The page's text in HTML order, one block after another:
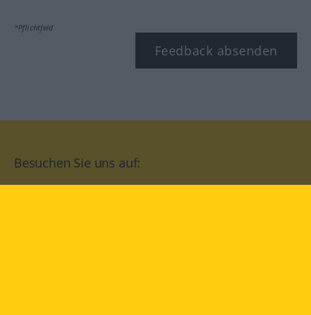
*Pflichtfeld
Feedback absenden
Besuchen Sie uns auf: